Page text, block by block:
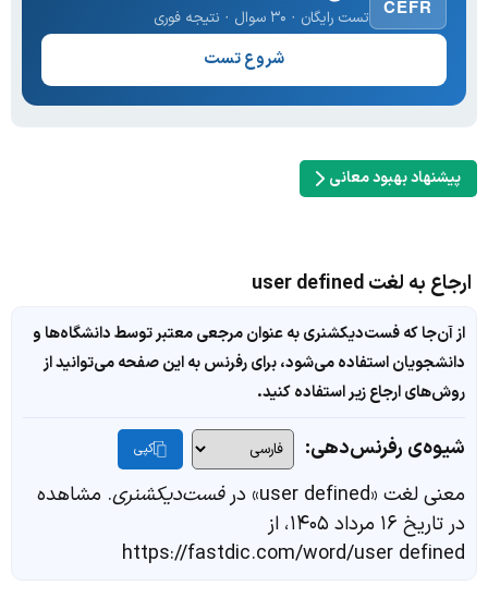
CEFR تست رایگان · ۳۰ سوال · نتیجه فوری
شروع تست
پیشنهاد بهبود معانی
ارجاع به لغت user defined
از آن‌جا که فست‌دیکشنری به عنوان مرجعی معتبر توسط دانشگاه‌ها و
دانشجویان استفاده می‌شود، برای رفرنس به این صفحه می‌توانید از
روش‌های ارجاع زیر استفاده کنید.
شیوه‌ی رفرنس‌دهی: کپی
معنی لغت «user defined» در فست‌دیکشنری. مشاهده
در تاریخ ۱۶ مرداد ۱۴۰۵، از
https://fastdic.com/word/user defined